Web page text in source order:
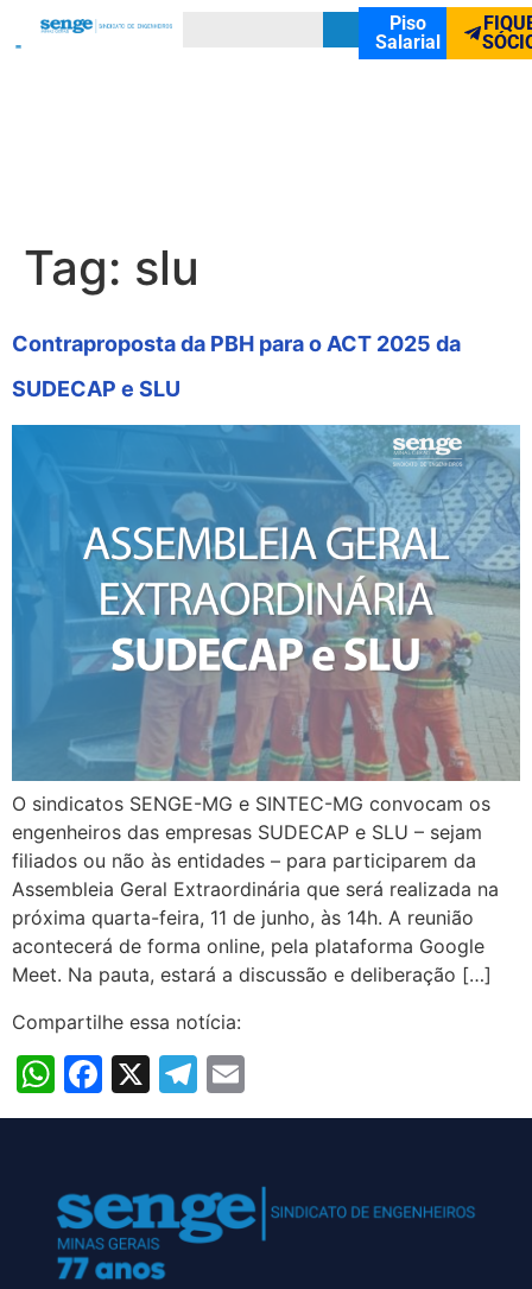
Piso
Salarial
Tag: slu
Contraproposta da PBH para o ACT 2025 da
SUDECAP e SLU
O sindicatos SENGE-MG e SINTEC-MG convocam os
engenheiros das empresas SUDECAP e SLU – sejam
filiados ou não às entidades – para participarem da
Assembleia Geral Extraordinária que será realizada na
próxima quarta-feira, 11 de junho, às 14h. A reunião
acontecerá de forma online, pela plataforma Google
Meet. Na pauta, estará a discussão e deliberação […]
Compartilhe essa notícia:
WhatsApp
Facebook
X Telegram